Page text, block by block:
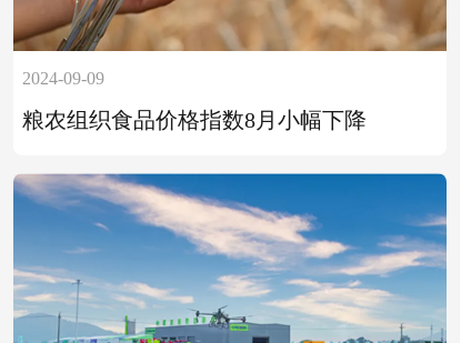
2024-09-09
粮农组织食品价格指数8月小幅下降